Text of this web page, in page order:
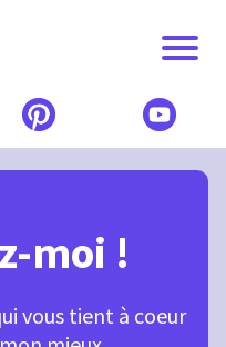
moi !
vous tient à coeur